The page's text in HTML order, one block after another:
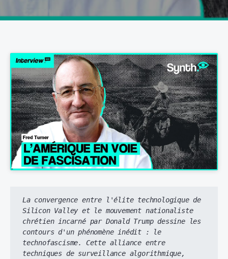
La convergence entre l'élite technologique de
Silicon Valley et le mouvement nationaliste
chrétien incarné par Donald Trump dessine les
contours d'un phénomène inédit : le
technofascisme. Cette alliance entre
techniques de surveillance algorithmique,